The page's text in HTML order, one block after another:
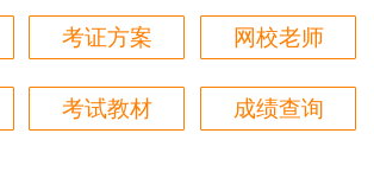
化及注意事项
套课程，深耕领域多年的资深师资，
握，内容深入浅出，理论和记忆口诀
考证方案 网校老师
考试教材 成绩查询